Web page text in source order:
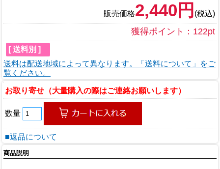
販売価格2,440円 (税込)
獲得ポイント：122pt
[ 送料別 ]
送料は配送地域によって異なります。「送料について」をご
覧ください。
お取り寄せ（大量購入の際はご連絡お願いします）
数量
■返品について
商品説明